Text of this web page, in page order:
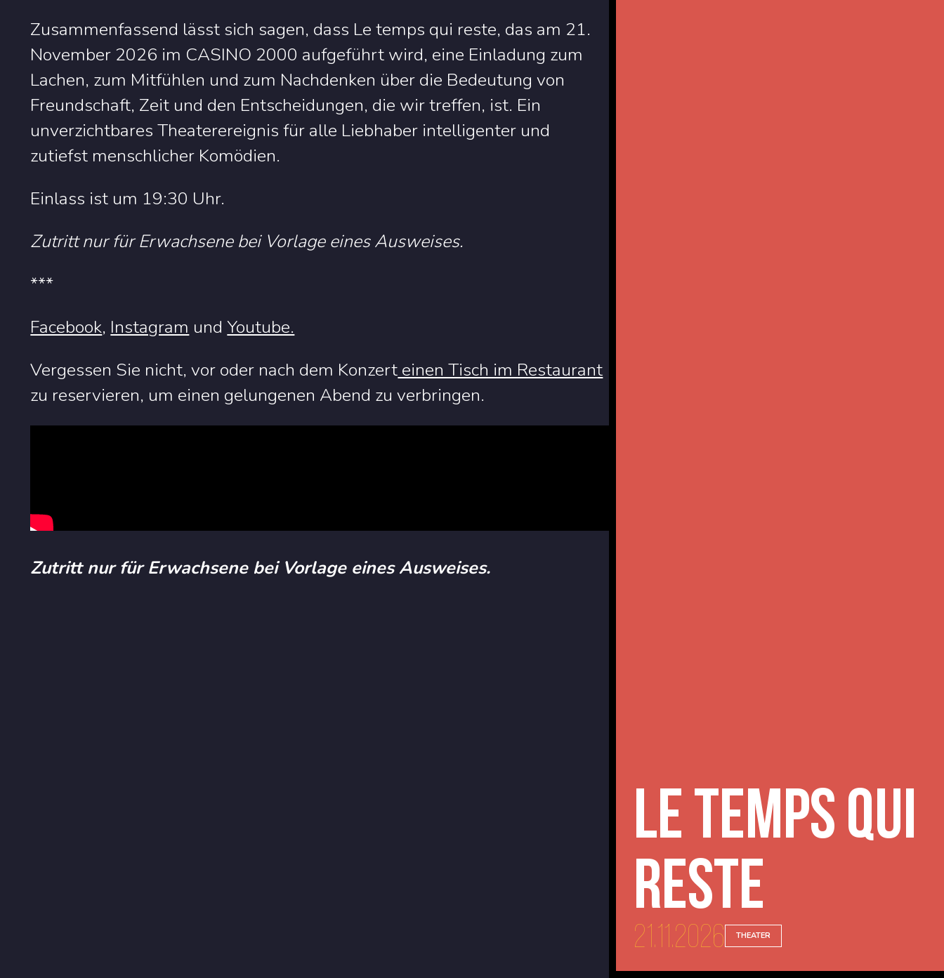
Zusammenfassend lässt sich sagen, dass Le temps qui reste, das am 21.
November 2026 im CASINO 2000 aufgeführt wird, eine Einladung zum
Lachen, zum Mitfühlen und zum Nachdenken über die Bedeutung von
Freundschaft, Zeit und den Entscheidungen, die wir treffen, ist. Ein
unverzichtbares Theaterereignis für alle Liebhaber intelligenter und
zutiefst menschlicher Komödien.
Einlass ist um 19:30 Uhr.
Zutritt nur für Erwachsene bei Vorlage eines Ausweises.
***
Facebook, Instagram und Youtube.
Vergessen Sie nicht, vor oder nach dem Konzert einen Tisch im Restaurant
zu reservieren, um einen gelungenen Abend zu verbringen.
Zutritt nur für Erwachsene bei Vorlage eines Ausweises.
Le temps qui
reste
21.11.2026 THEATER